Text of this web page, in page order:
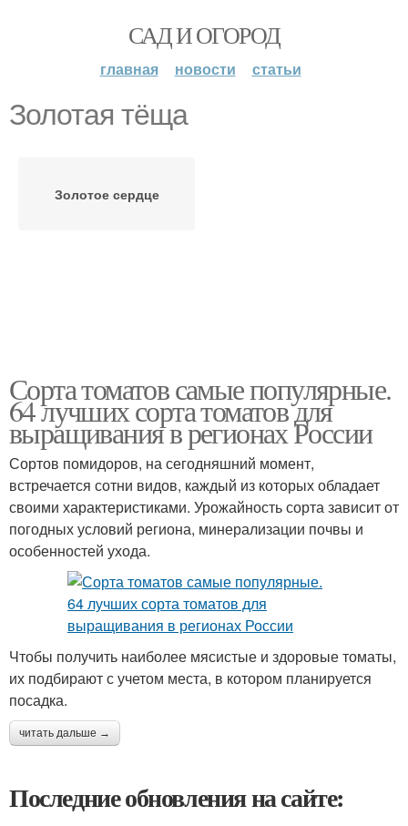
САД И ОГОРОД
главная новости статьи
Золотая тёща
Золотое сердце
Сорта томатов самые популярные.
64 лучших сорта томатов для
выращивания в регионах России
Сортов помидоров, на сегодняшний момент,
встречается сотни видов, каждый из которых обладает
своими характеристиками. Урожайность сорта зависит от
погодных условий региона, минерализации почвы и
особенностей ухода.
Чтобы получить наиболее мясистые и здоровые томаты,
их подбирают с учетом места, в котором планируется
посадка.
читать дальше →
Последние обновления на сайте: